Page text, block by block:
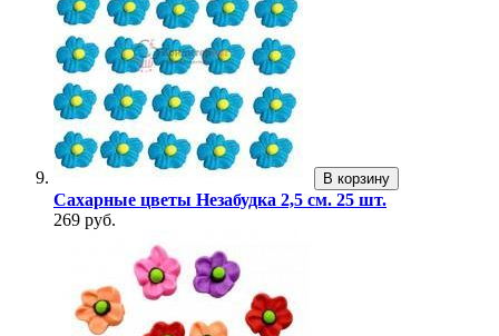
В корзину
Сахарные цветы Незабудка 2,5 см. 25 шт.
269 руб.